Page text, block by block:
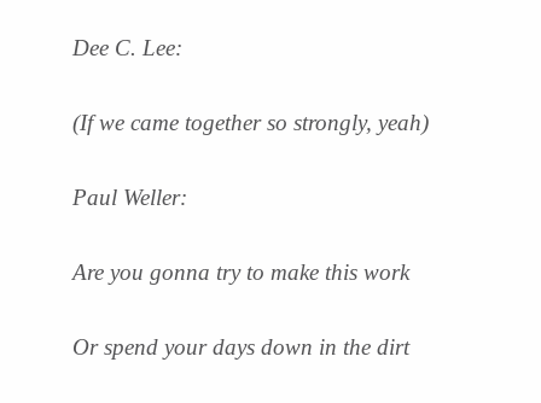
Dee C. Lee:
(If we came together so strongly, yeah)
Paul Weller:
Are you gonna try to make this work
Or spend your days down in the dirt